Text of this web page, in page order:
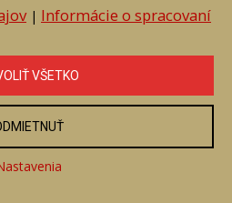
Tatry
156105
predaj
ZOBRAZIŤ
| Informácie o spracovaní
VŠETKO